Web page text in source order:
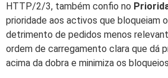
HTTP/2/3, também confio no
prioridade aos activos que bloqueiam
detrimento de pedidos menos
ordem de carregamento clara que dá
acima da dobra e minimiza os